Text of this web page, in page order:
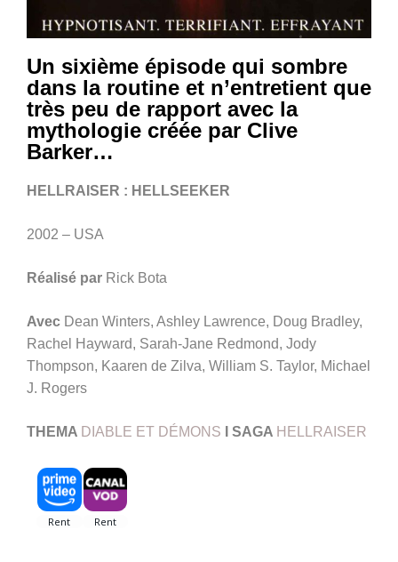
Un sixième épisode qui sombre
dans la routine et n’entretient que
très peu de rapport avec la
mythologie créée par Clive
Barker…
HELLRAISER : HELLSEEKER
2002 – USA
Réalisé par Rick Bota
Avec Dean Winters, Ashley Lawrence, Doug Bradley,
Rachel Hayward, Sarah-Jane Redmond, Jody
Thompson, Kaaren de Zilva, William S. Taylor, Michael
J. Rogers
THEMA DIABLE ET DÉMONS I SAGA HELLRAISER